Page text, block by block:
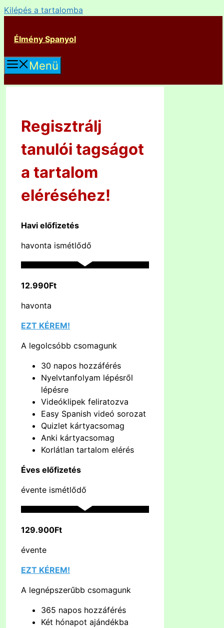
Kilépés a tartalomba
Élmény Spanyol
Menü
Regisztrálj
tanulói tagságot
a tartalom
eléréséhez!
Havi előfizetés
havonta ismétlődő
12.990Ft
havonta
EZT KÉREM!
A legolcsóbb csomagunk
30 napos hozzáférés
Nyelvtanfolyam lépésről
lépésre
Videóklipek feliratozva
Easy Spanish videó sorozat
Quizlet kártyacsomag
Anki kártyacsomag
Korlátlan tartalom elérés
Éves előfizetés
évente ismétlődő
129.900Ft
évente
EZT KÉREM!
A legnépszerűbb csomagunk
365 napos hozzáférés
Két hónapot ajándékba